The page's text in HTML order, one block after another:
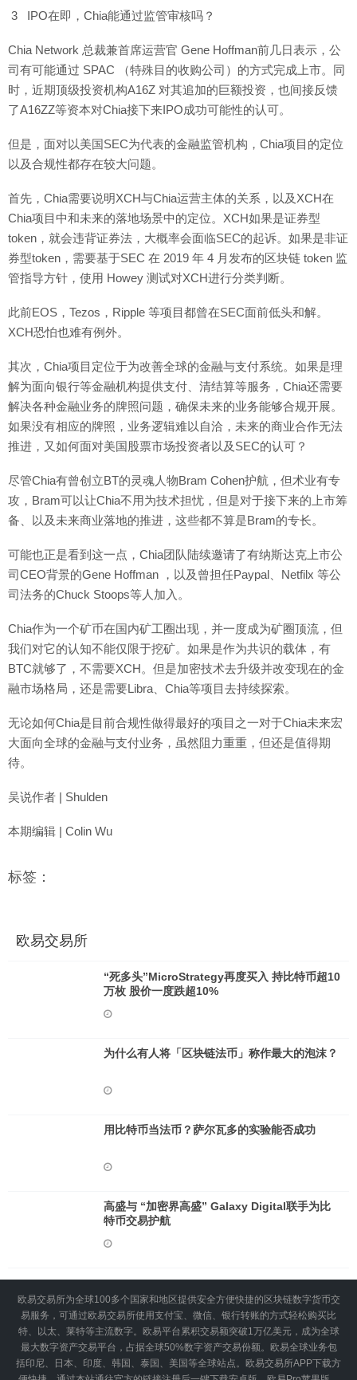
3 IPO在即，Chia能通过监管审核吗？
Chia Network 总裁兼首席运营官 Gene Hoffman前几日表示，公
司有可能通过 SPAC （特殊目的收购公司）的方式完成上市。同
时，近期顶级投资机构A16Z 对其追加的巨额投资，也间接反馈
了A16ZZ等资本对Chia接下来IPO成功可能性的认可。
但是，面对以美国SEC为代表的金融监管机构，Chia项目的定位
以及合规性都存在较大问题。
首先，Chia需要说明XCH与Chia运营主体的关系，以及XCH在
Chia项目中和未来的落地场景中的定位。XCH如果是证券型
token，就会违背证券法，大概率会面临SEC的起诉。如果是非证
券型token，需要基于SEC 在 2019 年 4 月发布的区块链 token 监
管指导方针，使用 Howey 测试对XCH进行分类判断。
此前EOS，Tezos，Ripple 等项目都曾在SEC面前低头和解。
XCH恐怕也难有例外。
其次，Chia项目定位于为改善全球的金融与支付系统。如果是理
解为面向银行等金融机构提供支付、清结算等服务，Chia还需要
解决各种金融业务的牌照问题，确保未来的业务能够合规开展。
如果没有相应的牌照，业务逻辑难以自洽，未来的商业合作无法
推进，又如何面对美国股票市场投资者以及SEC的认可？
尽管Chia有曾创立BT的灵魂人物Bram Cohen护航，但术业有专
攻，Bram可以让Chia不用为技术担忧，但是对于接下来的上市筹
备、以及未来商业落地的推进，这些都不算是Bram的专长。
可能也正是看到这一点，Chia团队陆续邀请了有纳斯达克上市公
司CEO背景的Gene Hoffman ，以及曾担任Paypal、Netfilx 等公
司法务的Chuck Stoops等人加入。
Chia作为一个矿币在国内矿工圈出现，并一度成为矿圈顶流，但
我们对它的认知不能仅限于挖矿。如果是作为共识的载体，有
BTC就够了，不需要XCH。但是加密技术去升级并改变现在的金
融市场格局，还是需要Libra、Chia等项目去持续探索。
无论如何Chia是目前合规性做得最好的项目之一对于Chia未来宏
大面向全球的金融与支付业务，虽然阻力重重，但还是值得期
待。
吴说作者 | Shulden
本期编辑 | Colin Wu
标签：
欧易交易所
“死多头”MicroStrategy再度买入 持比特币超10
万枚 股价一度跌超10%
为什么有人将「区块链法币」称作最大的泡沫？
用比特币当法币？萨尔瓦多的实验能否成功
高盛与 “加密界高盛” Galaxy Digital联手为比
特币交易护航
欧易交易所为全球100多个国家和地区提供安全方便快捷的区块链数字货币交
易服务，可通过欧易交易所使用支付宝、微信、银行转账的方式轻松购买比
特、以太、莱特等主流数字。欧易平台累积交易额突破1万亿美元，成为全球
最大数字资产交易平台，占据全球50%数字资产交易份额。欧易全球业务包
括印尼、日本、印度、韩国、泰国、美国等全球站点。欧易交易所APP下载方